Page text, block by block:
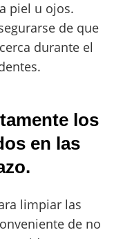
piel u ojos.
de que
durante el
los
en las
limpiar las
de no